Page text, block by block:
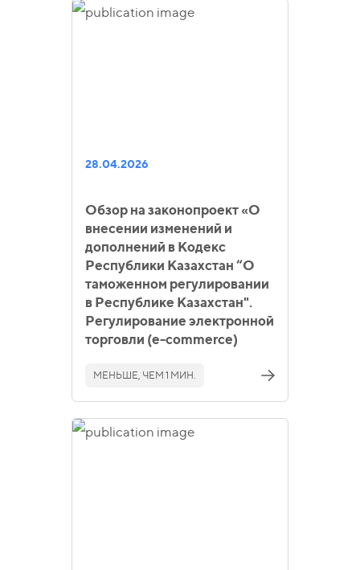
28.04.2026
Обзор на законопроект «О
внесении изменений и
дополнений в Кодекс
Республики Казахстан “О
таможенном регулировании
в Республике Казахстан".
Регулирование электронной
торговли (e-commerce)
МЕНЬШЕ, ЧЕМ 1 МИН.